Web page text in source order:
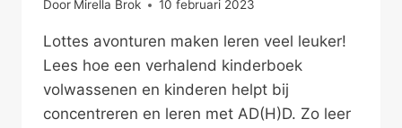
Door Mirella Brok 10 februari 2023
Lottes avonturen maken leren veel leuker!
Lees hoe een verhalend kinderboek
volwassenen en kinderen helpt bij
concentreren en leren met AD(H)D. Zo leer